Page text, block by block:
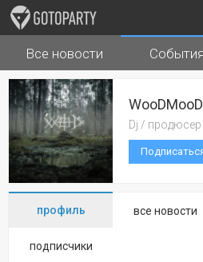
Города Музыка
Все новости События
WooDMooD
Dj / продюсер
профиль все новости
подписчики